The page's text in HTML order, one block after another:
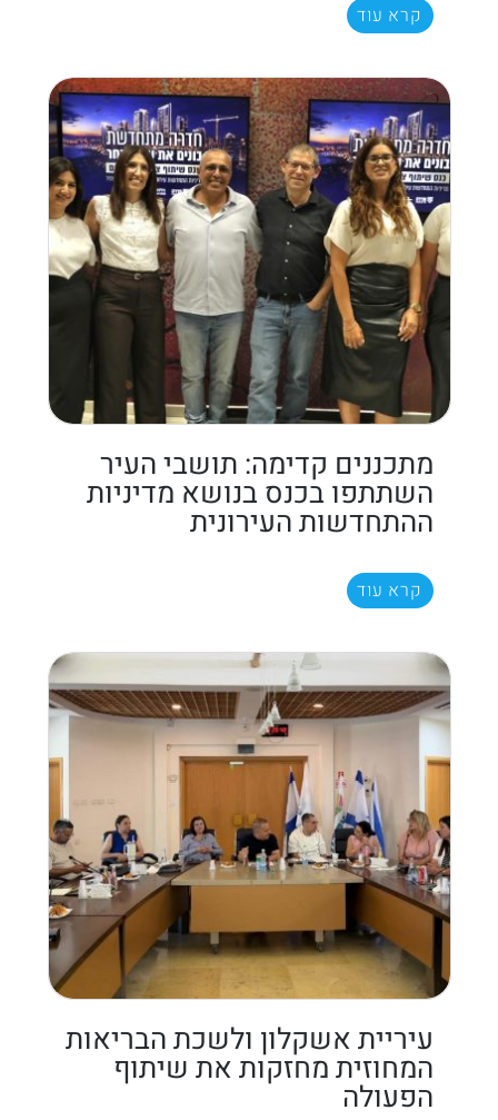
קרא עוד
מתכננים קדימה: תושבי העיר
השתתפו בכנס בנושא מדיניות
ההתחדשות העירונית
קרא עוד
עיריית אשקלון ולשכת הבריאות
המחוזית מחזקות את שיתוף
הפעולה